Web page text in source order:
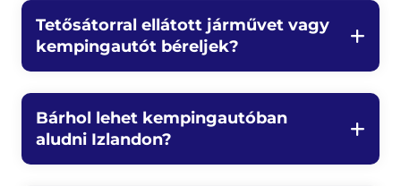
Tetősátorral ellátott járművet vagy
kempingautót béreljek?
Bárhol lehet kempingautóban
aludni Izlandon?